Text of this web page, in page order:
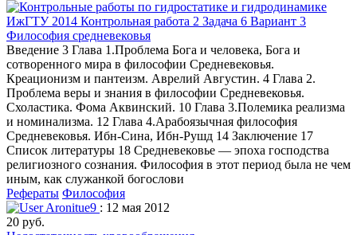
Философия средневековья
Введение 3 Глава 1.Проблема Бога и человека, Бога и
сотворенного мира в философии Средневековья.
Креационизм и пантеизм. Аврелий Августин. 4 Глава 2.
Проблема веры и знания в философии Средневековья.
Схоластика. Фома Аквинский. 10 Глава 3.Полемика реализма
и номинализма. 12 Глава 4.Арабоязычная философия
Средневековья. Ибн-Сина, Ибн-Рушд 14 Заключение 17
Список литературы 18 Средневековье — эпоха господства
религиозного сознания. Философия в этот период была не чем
иным, как служанкой богослови
Рефераты Философия
Aronitue9 : 12 мая 2012
20 руб.